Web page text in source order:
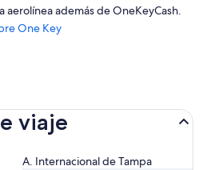
aerolínea además de OneKeyCash.
One Key
viaje
A. Internacional de Tampa